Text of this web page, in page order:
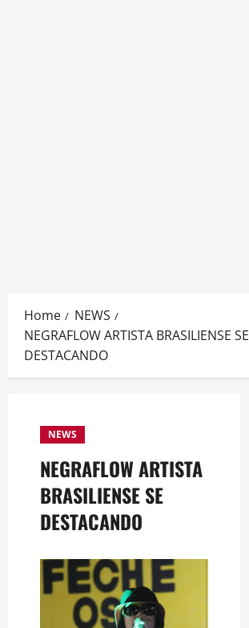
Home
NEWS
NEGRAFLOW ARTISTA BRASILIENSE SE
DESTACANDO
NEWS
NEGRAFLOW ARTISTA
BRASILIENSE SE
DESTACANDO